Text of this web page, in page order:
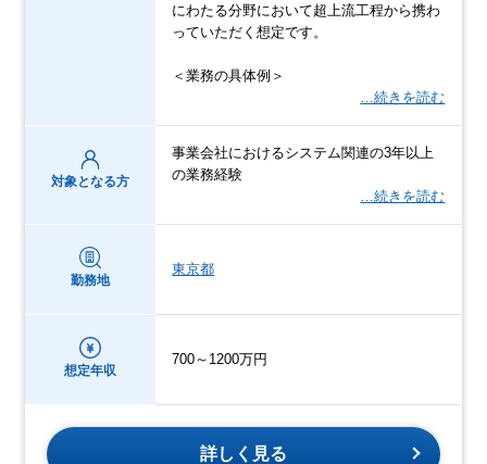
にわたる分野において超上流工程から携わ
っていただく想定です。
＜業務の具体例＞
…続きを読む
対象となる方
事業会社におけるシステム関連の3年以上
の業務経験
…続きを読む
勤務地
東京都
想定年収
700～1200万円
詳しく見る